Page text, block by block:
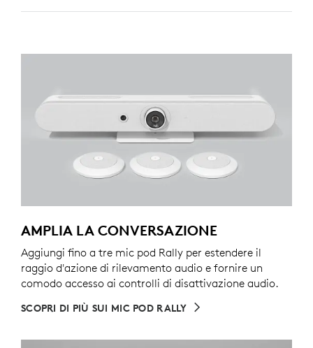
AMPLIA LA CONVERSAZIONE
Aggiungi fino a tre mic pod Rally per estendere il
raggio d'azione di rilevamento audio e fornire un
comodo accesso ai controlli di disattivazione audio.
SCOPRI DI PIÙ SUI MIC POD RALLY